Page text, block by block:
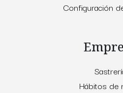
Configuración
Hábitos de